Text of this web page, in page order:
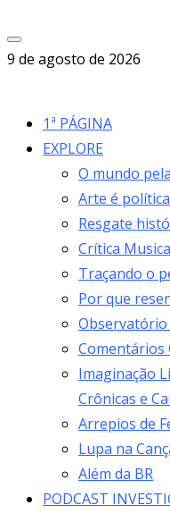
9 de agosto de 2026
1ª PÁGINA
EXPLORE
O mundo
Arte é política
Resgate
Crítica
Traçando o
Por que
Observatório
Comentários
Imaginação
Crônicas e
Arrepios de
Lupa na
Além da BR
PODCAST